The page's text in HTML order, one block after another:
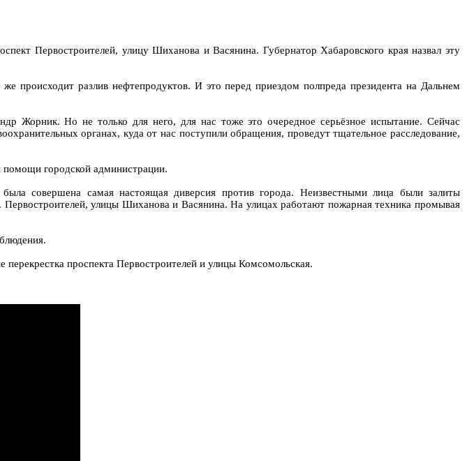
Первостроителей, улицу Шиханова и Васянина. Губернатор Хабаровского края назвал эту
происходит разлив нефтепродуктов. И это перед приездом полпреда президента на Дальнем
Жорник. Но не только для него, для нас тоже это очередное серьёзное испытание. Сейчас
органах, куда от нас поступили обращения, проведут тщательное расследование,
помощи городской администрации.
совершена самая настоящая диверсия против города. Неизвестными лица были залиты
улицы Шиханова и Васянина. На улицах работают пожарная техника промывая
проспекта Первостроителей и улицы Комсомольская.